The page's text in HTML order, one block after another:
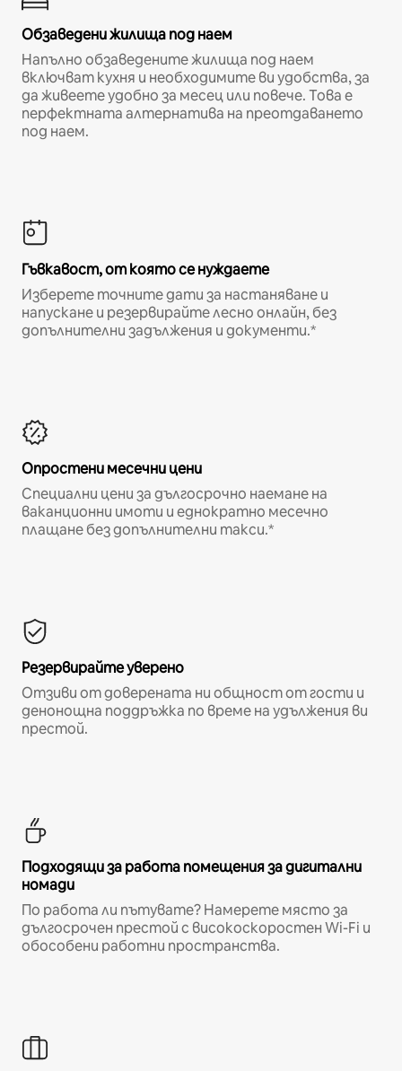
Обзаведени жилища под наем
Напълно обзаведените жилища под наем
включват кухня и необходимите ви удобства, за
да живеете удобно за месец или повече. Това е
перфектната алтернатива на преотдаването
под наем.
Гъвкавост, от която се нуждаете
Изберете точните дати за настаняване и
напускане и резервирайте лесно онлайн, без
допълнителни задължения и документи.*
Опростени месечни цени
Специални цени за дългосрочно наемане на
ваканционни имоти и еднократно месечно
плащане без допълнителни такси.*
Резервирайте уверено
Отзиви от доверената ни общност от гости и
денонощна поддръжка по време на удължения ви
престой.
Подходящи за работа помещения за дигитални
номади
По работа ли пътувате? Намерете място за
дългосрочен престой с високоскоростен Wi-Fi и
обособени работни пространства.